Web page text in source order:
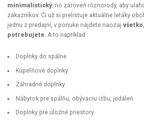
minimalistický, no zároveň rôznorodý, aby
zákazníkov. Či už si prelistuje aktuálne letáky
jednu z predajní, v ponuke nájdete naozaj
potrebujete. A to napríklad:
Doplnky do spálne
Kúpeľňové doplnky
Záhradné doplnky
Nábytok pre spálňu, obývaciu izbu, jedáleň
Doplnky pre úložné priestory